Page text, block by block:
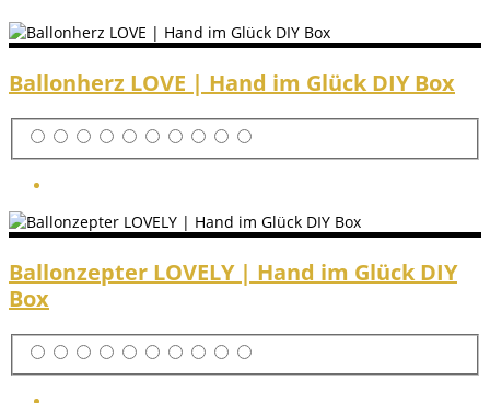
Ballonherz LOVE | Hand im Glück DIY Box
Ballonzepter LOVELY | Hand im Glück DIY
Box